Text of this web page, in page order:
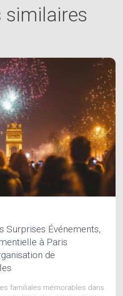
similaires
Surprises Événements,
à Paris
de
familiales mémorables dans